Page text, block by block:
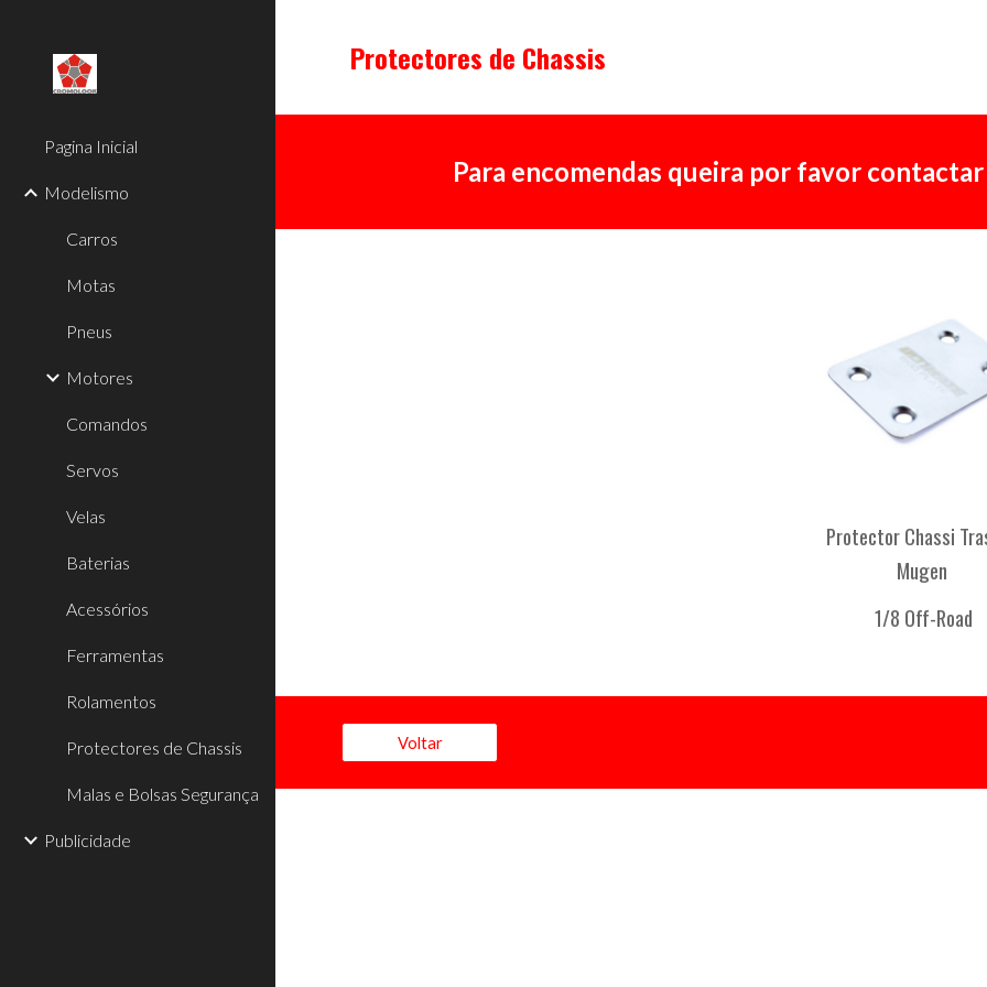
Pagina Inicial
Modelismo
Carros
Motas
Pneus
Motores
Comandos
Servos
Velas
Baterias
Acessórios
Ferramentas
Rolamentos
Protectores de Chassis
Malas e Bolsas Segurança
Publicidade
Protectores de Chassis
Para encomendas queira por favor
Protector Chassi
Mugen
1/8 Off-Road
Voltar